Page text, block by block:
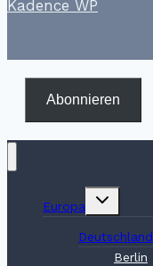
Kadence WP
Abonnieren
Europa
Untermenü
Deutschland
Berlin